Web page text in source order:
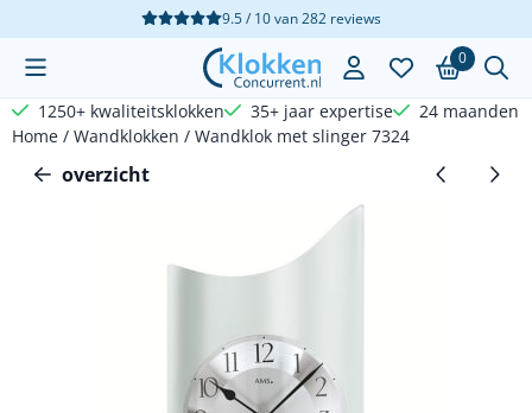
Cookievoorkeuren zijn beschikbaar. Kies instellingen of sta
9.5 / 10van282reviews
0
1250+ kwaliteitsklokken 35+ jaar expertise
24 maanden
Home / Wandklokken / Wandklok met slinger 7324
overzicht